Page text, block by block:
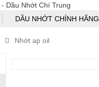
DẦU NHỚT CHÍNH HÃNG
Nhớt ap oil